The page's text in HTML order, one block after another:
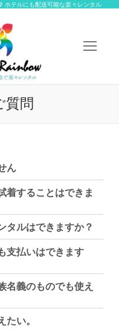
ホテルにも配送可能な楽々レンタル
質問
ん
着することはできま
タルはできますか？
支払いはできます
名義のものでも使え
い。